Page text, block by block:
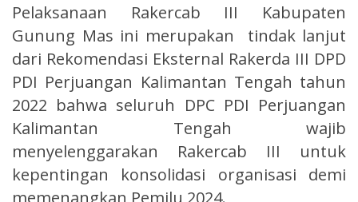
Pelaksanaan Rakercab III Kabupaten
Gunung Mas ini merupakan tindak lanjut
dari Rekomendasi Eksternal Rakerda III DPD
PDI Perjuangan Kalimantan Tengah tahun
2022 bahwa seluruh DPC PDI Perjuangan
Kalimantan Tengah wajib
menyelenggarakan Rakercab III untuk
kepentingan konsolidasi organisasi demi
memenangkan Pemilu 2024.